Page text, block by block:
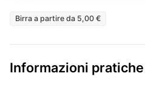
Birra a partire da 5,00 €
Informazioni pratiche